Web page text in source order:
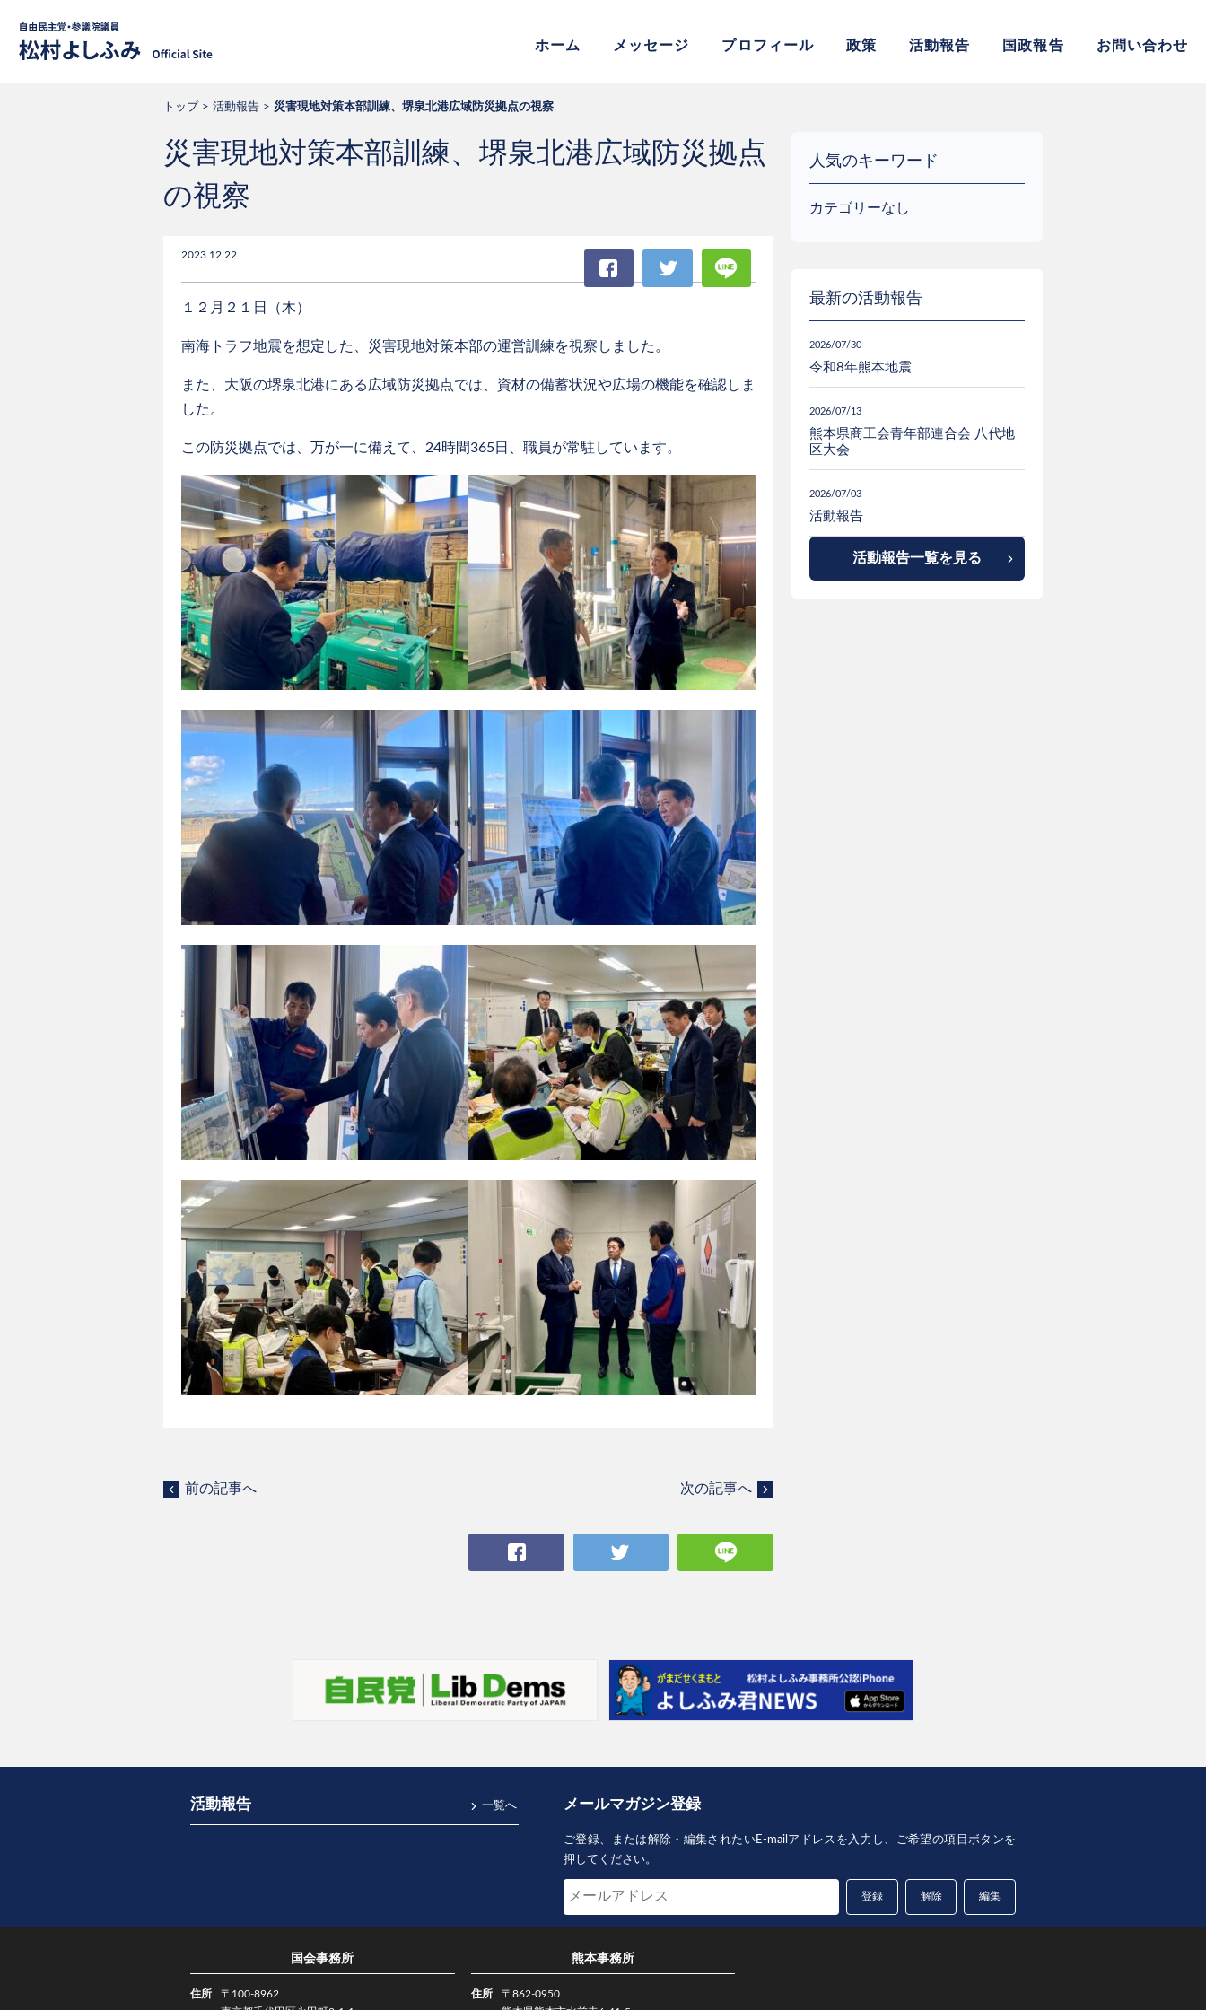
ホーム メッセージ プロフィール 政策 活動報告 国政報告 お問い合わせ
トップ 活動報告 災害現地対策本部訓練、堺泉北港広域防災拠点の視察
災害現地対策本部訓練、堺泉北港広域防災拠点
の視察
2023.12.22 Facebook Twitter
１２月２１日（木）
南海トラフ地震を想定した、災害現地対策本部の運営訓練を視察しました。
また、大阪の堺泉北港にある広域防災拠点では、資材の備蓄状況や広場の機能を確認しま
した。
この防災拠点では、万が一に備えて、24時間365日、職員が常駐しています。
前の記事へ 次の記事へ
Facebook
人気のキーワード
カテゴリーなし
最新の活動報告
2026/07/30
令和8年熊本地震
2026/07/13
熊本県商工会青年部連合会 八代地
区大会
2026/07/03
活動報告
活動報告一覧を見る
活動報告 一覧へ メールマガジン登録
ご登録、または解除・編集されたいE-mailアドレスを入力し、ご希望の項目ボタンを
押してください。
国会事務所
住所
〒100-8962
熊本事務所
住所
〒862-0950